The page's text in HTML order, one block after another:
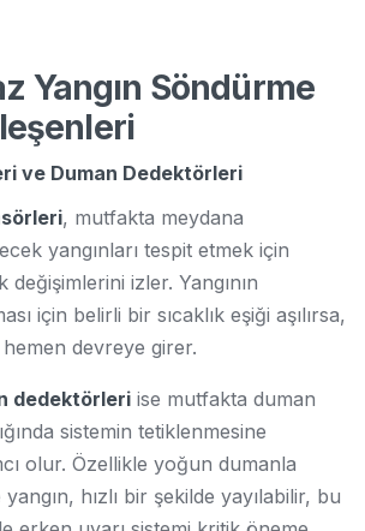
Yangın Söndürme
ve Duman Dedektörleri
, mutfakta meydana
yangınları tespit etmek için
değişimlerini izler. Yangının
için belirli bir sıcaklık eşiği aşılırsa,
devreye girer.
dedektörleri ise mutfakta duman
sistemin tetiklenmesine
olur. Özellikle yoğun dumanla
hızlı bir şekilde yayılabilir, bu